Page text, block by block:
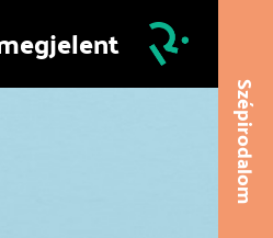
Szépirodalom